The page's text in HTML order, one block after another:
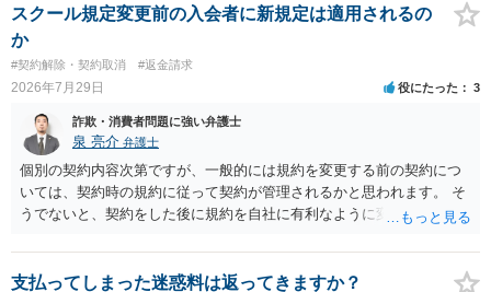
スクール規定変更前の入会者に新規定は適用されるの
か
#契約解除・契約取消 #返金請求
2026年7月29日 役にたった 3
詐欺・消費者問題に強い弁護士
泉 亮介 弁護士
個別の契約内容次第ですが、一般的には規約を変更する前の契約につ
いては、契約時の規約に従って契約が管理されるかと思われます。 そ
うでないと、契約をした後に規約を自社に有利なように変更し、それ
る場合があるかと思われます。
支払ってしまった迷惑料は返ってきますか？